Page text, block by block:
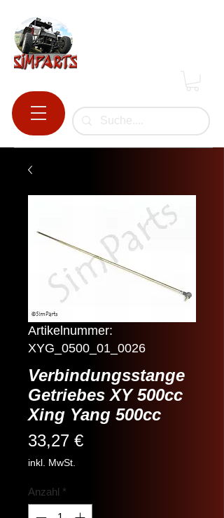
Artikelnummer:
XYG_0500_01_0026
Verbindungsstange
Getriebes XY 500cc
Xing Yang 500cc
33,27 €Preis
inkl. MwSt.
Anzahl *